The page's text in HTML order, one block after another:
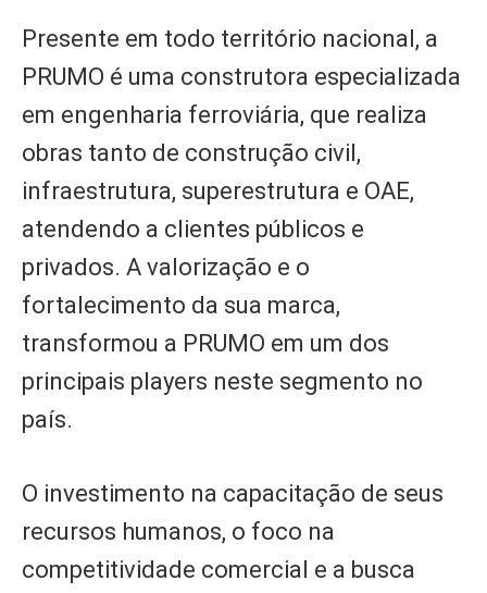
Presente em todo território nacional, a
PRUMO é uma construtora especializada
em engenharia ferroviária, que realiza
obras tanto de construção civil,
infraestrutura, superestrutura e OAE,
atendendo a clientes públicos e
privados. A valorização e o
fortalecimento da sua marca,
transformou a PRUMO em um dos
principais players neste segmento no
país.
O investimento na capacitação de seus
recursos humanos, o foco na
competitividade comercial e a busca